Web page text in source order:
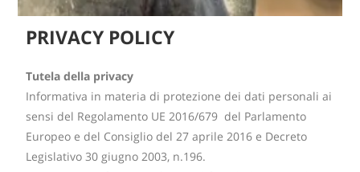
PRIVACY POLICY
Tutela della privacy
Informativa in materia di protezione dei dati personali ai
sensi del Regolamento UE 2016/679 del Parlamento
Europeo e del Consiglio del 27 aprile 2016 e Decreto
Legislativo 30 giugno 2003, n.196.